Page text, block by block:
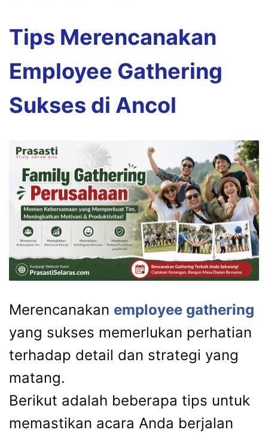
Tips Merencanakan
Employee Gathering
Sukses di Ancol
Merencanakan employee gathering
yang sukses memerlukan perhatian
terhadap detail dan strategi yang
matang.
Berikut adalah beberapa tips untuk
memastikan acara Anda berjalan